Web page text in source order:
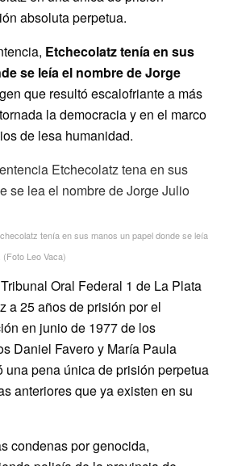
absoluta perpetua.
Etchecolatz tenía en sus
se leía el nombre de Jorge
que resultó escalofriante a más
la democracia y en el marco
de lesa humanidad.
tenía en sus manos un papel donde se leía
Leo Vaca)
Oral Federal 1 de La Plata
a 25 años de prisión por el
en junio de 1977 de los
Daniel Favero y María Paula
una pena única de prisión perpetua
anteriores que ya existen en su
condenas por genocida,